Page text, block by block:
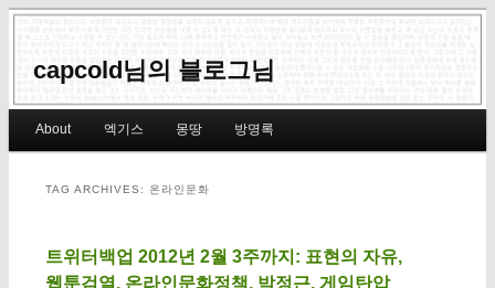
capcold님의 블로그님
Skip to primary content
Skip to secondary content
About 엑기스 몽땅 방명록
TAG ARCHIVES: 온라인문화
트위터백업 2012년 2월 3주까지: 표현의 자유,
웹툰검열, 온라인문화정책, 박정근, 게임탄압